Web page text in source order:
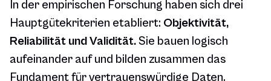
In der empirischen Forschung haben sich drei
Hauptgütekriterien etabliert: Objektivität,
Reliabilität und Validität.Sie bauen logisch
aufeinander auf und bilden zusammen das
Fundament für vertrauenswürdige Daten.